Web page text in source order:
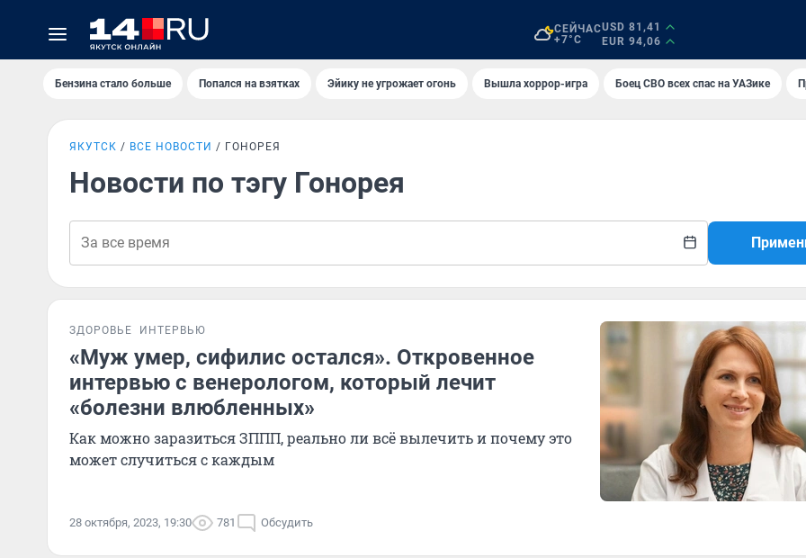
СЕЙЧАС
+7°C
USD 81,41
EUR 94,06
Бензина стало больше Попался на взятках Эйику не угрожает огонь Вышла хоррор-игра Боец СВО всех спас на УАЗике
ЯКУТСК ВСЕ НОВОСТИ ГОНОРЕЯ
Новости по тэгу Гонорея
ЗДОРОВЬЕ ИНТЕРВЬЮ
«Муж умер, сифилис остался». Откровенное
интервью с венерологом, который лечит
«болезни влюбленных»
Как можно заразиться ЗППП, реально ли всё вылечить и почему это
может случиться с каждым
28 октября, 2023, 19:30 781 Обсудить